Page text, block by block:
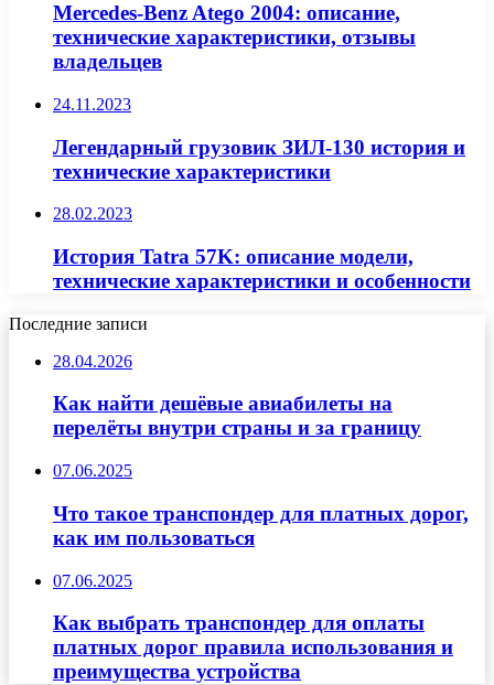
Mercedes-Benz Atego 2004: описание,
технические характеристики, отзывы
владельцев
24.11.2023
Легендарный грузовик ЗИЛ-130 история и
технические характеристики
28.02.2023
История Tatra 57K: описание модели,
технические характеристики и особенности
Последние записи
28.04.2026
Как найти дешёвые авиабилеты на
перелёты внутри страны и за границу
07.06.2025
Что такое транспондер для платных дорог,
как им пользоваться
07.06.2025
Как выбрать транспондер для оплаты
платных дорог правила использования и
преимущества устройства